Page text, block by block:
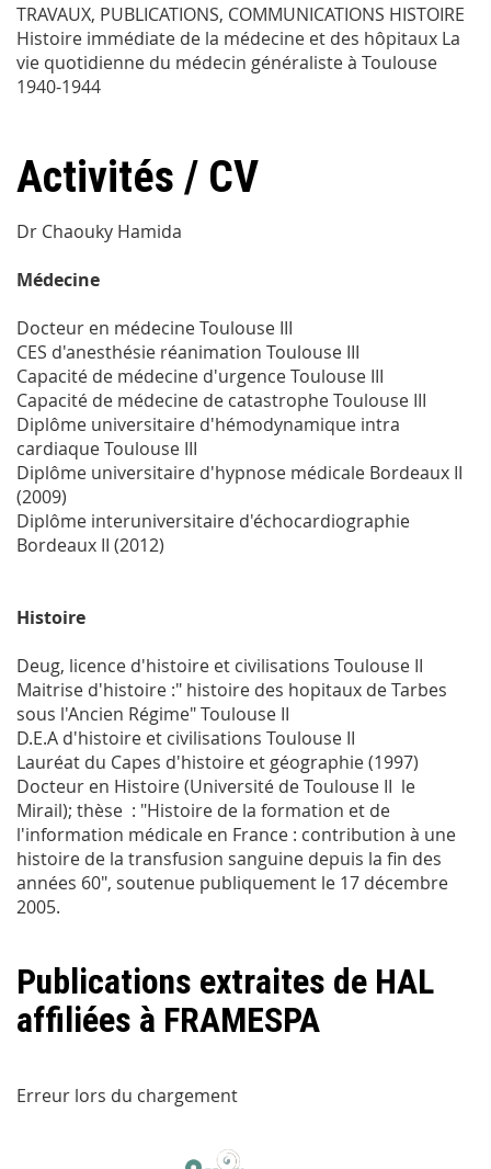
TRAVAUX, PUBLICATIONS, COMMUNICATIONS HISTOIRE
Histoire immédiate de la médecine et des hôpitaux La
vie quotidienne du médecin généraliste à Toulouse
1940-1944
Activités / CV
Dr Chaouky Hamida
Médecine
Docteur en médecine Toulouse III
CES d'anesthésie réanimation Toulouse III
Capacité de médecine d'urgence Toulouse III
Capacité de médecine de catastrophe Toulouse III
Diplôme universitaire d'hémodynamique intra
cardiaque Toulouse III
Diplôme universitaire d'hypnose médicale Bordeaux II
(2009)
Diplôme interuniversitaire d'échocardiographie
Bordeaux II (2012)
Histoire
Deug, licence d'histoire et civilisations Toulouse II
Maitrise d'histoire :" histoire des hopitaux de Tarbes
sous l'Ancien Régime" Toulouse II
D.E.A d'histoire et civilisations Toulouse II
Lauréat du Capes d'histoire et géographie (1997)
Docteur en Histoire (Université de Toulouse II le
Mirail); thèse : "Histoire de la formation et de
l'information médicale en France : contribution à une
histoire de la transfusion sanguine depuis la fin des
années 60", soutenue publiquement le 17 décembre
2005.
Publications extraites de HAL
affiliées à FRAMESPA
Erreur lors du chargement